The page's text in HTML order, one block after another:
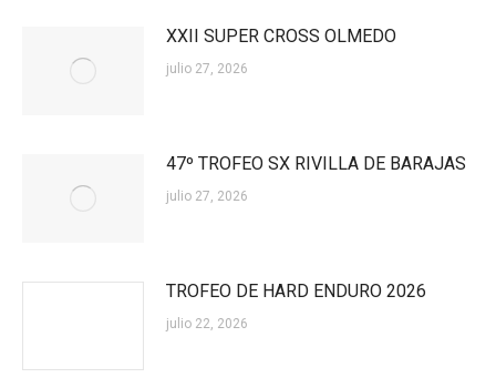
XXII SUPER CROSS OLMEDO
julio 27, 2026
47º TROFEO SX RIVILLA DE BARAJAS
julio 27, 2026
TROFEO DE HARD ENDURO 2026
julio 22, 2026